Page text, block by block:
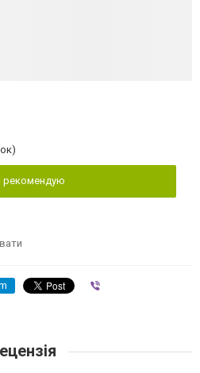
рекомендую